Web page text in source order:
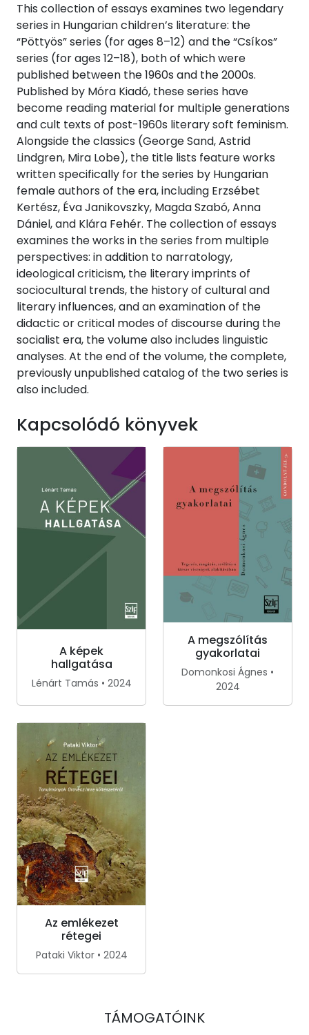
This collection of essays examines two legendary
series in Hungarian children’s literature: the
“Pöttyös” series (for ages 8–12) and the “Csíkos”
series (for ages 12–18), both of which were
published between the 1960s and the 2000s.
Published by Móra Kiadó, these series have
become reading material for multiple generations
and cult texts of post-1960s literary soft feminism.
Alongside the classics (George Sand, Astrid
Lindgren, Mira Lobe), the title lists feature works
written specifically for the series by Hungarian
female authors of the era, including Erzsébet
Kertész, Éva Janikovszky, Magda Szabó, Anna
Dániel, and Klára Fehér. The collection of essays
examines the works in the series from multiple
perspectives: in addition to narratology,
ideological criticism, the literary imprints of
sociocultural trends, the history of cultural and
literary influences, and an examination of the
didactic or critical modes of discourse during the
socialist era, the volume also includes linguistic
analyses. At the end of the volume, the complete,
previously unpublished catalog of the two series is
also included.
Kapcsolódó könyvek
A képek
hallgatása
Lénárt Tamás • 2024
A megszólítás
gyakorlatai
Domonkosi Ágnes •
2024
Az emlékezet
rétegei
Pataki Viktor • 2024
TÁMOGATÓINK